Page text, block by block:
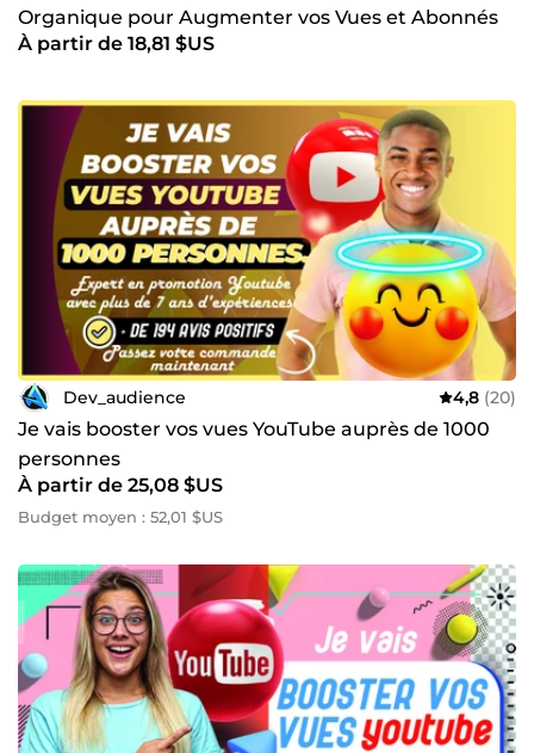
Organique pour Augmenter vos Vues et Abonnés
Garantis
À partir de 18,81 $US
Dev_audience 4,8 (20)
Je vais booster vos vues YouTube auprès de 1000
personnes
À partir de 25,08 $US
Budget moyen : 52,01 $US